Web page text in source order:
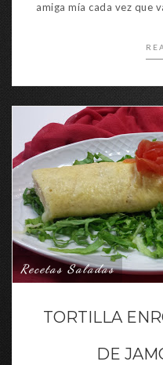
amiga mía cada vez que
Recetas Saladas
TORTILLA
DE